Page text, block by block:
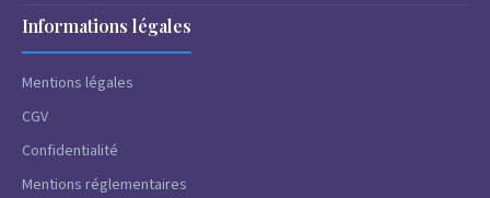
Informations légales
Mentions légales
CGV
Confidentialité
Mentions réglementaires